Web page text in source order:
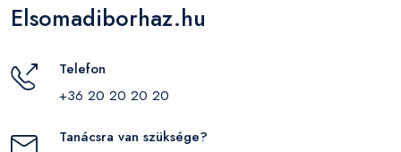
Elsomadiborhaz.hu
Telefon
+36 20 20 20 20
Tanácsra van szüksége?